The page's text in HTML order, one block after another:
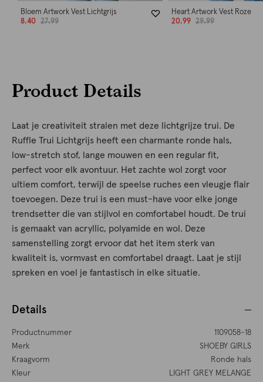
Bloem Artwork Vest Lichtgrijs
8.40
27.99
Heart Artwork Vest Roze
20.99
29.99
Product Details
Laat je creativiteit stralen met deze lichtgrijze trui. De
Ruffle Trui Lichtgrijs heeft een charmante ronde hals,
low-stretch stof, lange mouwen en een regular fit,
perfect voor elk avontuur. Het zachte wol zorgt voor
ultiem comfort, terwijl de speelse ruches een vleugje flair
toevoegen. Deze trui is een must-have voor elke jonge
trendsetter die van stijlvol en comfortabel houdt. De trui
is gemaakt van acryllic, polyamide en wol. Deze
samenstelling zorgt ervoor dat het item sterk van
kwaliteit is, vormvast en comfortabel draagt. Laat je stijl
spreken en voel je fantastisch in elke situatie.
Details
Productnummer
1109058-18
Merk
SHOEBY GIRLS
Kraagvorm
Ronde hals
Kleur
LIGHT GREY MELANGE